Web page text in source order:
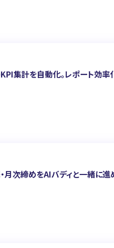
集計を自動化。レポート効率
月次締めをAIバディと一緒に進